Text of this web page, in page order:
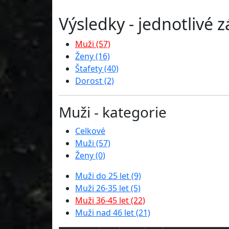
Výsledky - jednotlivé
Muži (57)
Ženy (16)
Štafety (40)
Dorost (2)
Muži - kategorie
Celkové
Muži (57)
Ženy (0)
Muži do 25 let (9)
Muži 26-35 let (5)
Muži 36-45 let (22)
Muži nad 46 let (21)